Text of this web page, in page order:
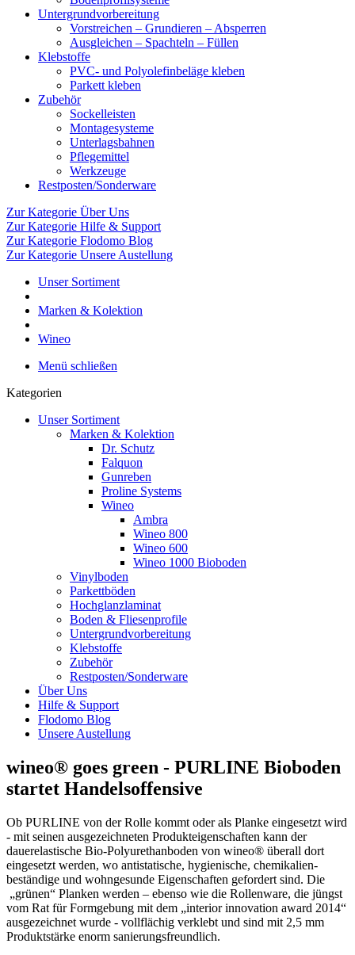
Untergrundvorbereitung
Vorstreichen – Grundieren – Absperren
Ausgleichen – Spachteln – Füllen
Klebstoffe
PVC- und Polyolefinbeläge kleben
Parkett kleben
Zubehör
Sockelleisten
Montagesysteme
Unterlagsbahnen
Pflegemittel
Werkzeuge
Restposten/Sonderware
Zur Kategorie Über Uns
Zur Kategorie Hilfe & Support
Zur Kategorie Flodomo Blog
Zur Kategorie Unsere Austellung
Unser Sortiment
Marken & Kolektion
Wineo
Menü schließen
Kategorien
Unser Sortiment
Marken & Kolektion
Dr. Schutz
Falquon
Gunreben
Proline Systems
Wineo
Ambra
Wineo 800
Wineo 600
Wineo 1000 Bioboden
Vinylboden
Parkettböden
Hochglanzlaminat
Boden & Fliesenprofile
Untergrundvorbereitung
Klebstoffe
Zubehör
Restposten/Sonderware
Über Uns
Hilfe & Support
Flodomo Blog
Unsere Austellung
wineo® goes green - PURLINE Bioboden
startet Handelsoffensive
Ob PURLINE von der Rolle kommt oder als Planke eingesetzt wird
- mit seinen ausgezeichneten Produkteigenschaften kann der
dauerelastische Bio-Polyurethanboden von wineo® überall dort
eingesetzt werden, wo antistatische, hygienische, chemikalien-
beständige und wohngesunde Eigenschaften gefordert sind. Die
„grünen“ Planken werden – ebenso wie die Rollenware, die jüngst
vom Rat für Formgebung mit dem „interior innovation award 2014“
ausgezeichnet wurde - vollflächig verklebt und sind mit 2,5 mm
Produktstärke enorm sanierungsfreundlich.